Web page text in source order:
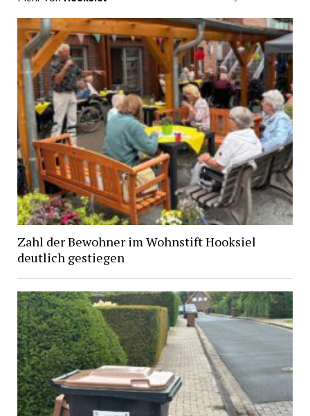
Zahl der Bewohner im Wohnstift Hooksiel
deutlich gestiegen